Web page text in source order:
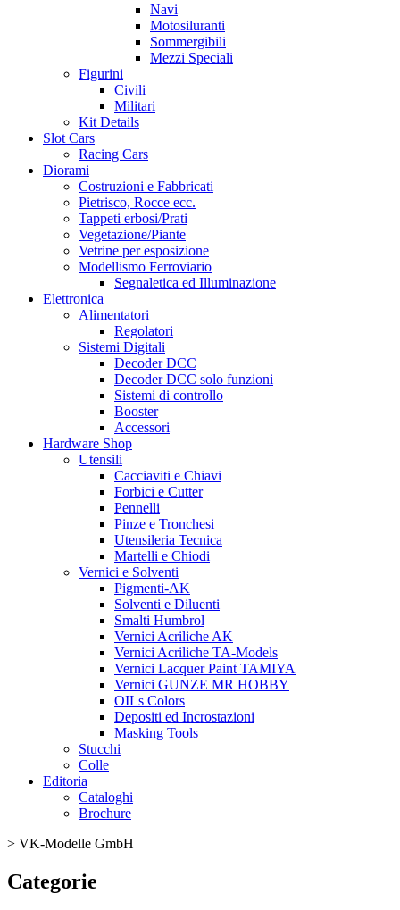
Navi
Motosiluranti
Sommergibili
Mezzi Speciali
Figurini
Civili
Militari
Kit Details
Slot Cars
Racing Cars
Diorami
Costruzioni e Fabbricati
Pietrisco, Rocce ecc.
Tappeti erbosi/Prati
Vegetazione/Piante
Vetrine per esposizione
Modellismo Ferroviario
Segnaletica ed Illuminazione
Elettronica
Alimentatori
Regolatori
Sistemi Digitali
Decoder DCC
Decoder DCC solo funzioni
Sistemi di controllo
Booster
Accessori
Hardware Shop
Utensili
Cacciaviti e Chiavi
Forbici e Cutter
Pennelli
Pinze e Tronchesi
Utensileria Tecnica
Martelli e Chiodi
Vernici e Solventi
Pigmenti-AK
Solventi e Diluenti
Smalti Humbrol
Vernici Acriliche AK
Vernici Acriliche TA-Models
Vernici Lacquer Paint TAMIYA
Vernici GUNZE MR HOBBY
OILs Colors
Depositi ed Incrostazioni
Masking Tools
Stucchi
Colle
Editoria
Cataloghi
Brochure
> VK-Modelle GmbH
Categorie